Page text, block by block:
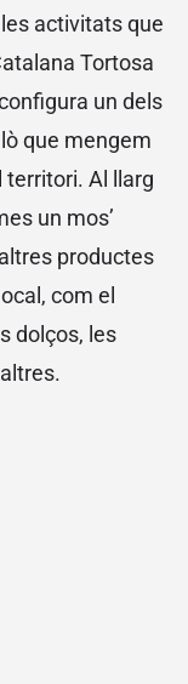
activitats que
Tortosa
un dels
que mengem
Al llarg
un mos’
productes
com el
dolços, les